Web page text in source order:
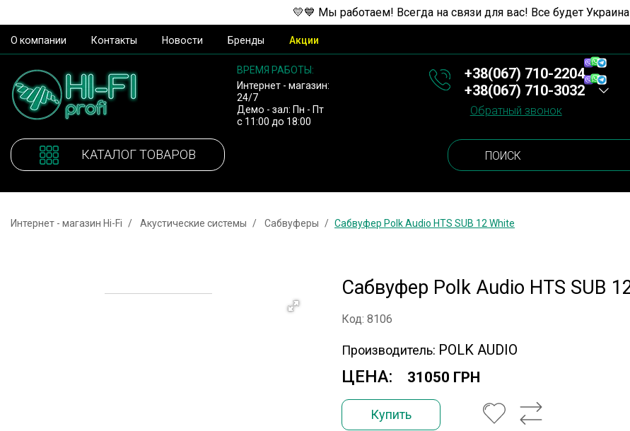
💛💙 Мы работаем! Всегда на связи для вас! Все будет
О компании Контакты Новости Бренды Акции
ВРЕМЯ РАБОТЫ:
Интернет - магазин:
24/7
Демо - зал: Пн - Пт
с 11:00 до 18:00
+38(067) 710-2204
+38(067) 710-3032
Обратный звонок
КАТАЛОГ ТОВАРОВ
Интернет - магазин Hi-Fi Акустические системы Сабвуферы Сабвуфер Polk Audio HTS SUB 12 White
Сабвуфер Polk Audio HTS SUB
Код: 8106
Производитель: POLK AUDIO
ЦЕНА: 31050 ГРН
Купить